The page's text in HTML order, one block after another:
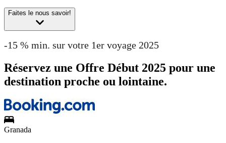
Faites le nous savoir!
-15 % min. sur votre 1er voyage 2025
Réservez une Offre Début 2025 pour une
destination proche ou lointaine.
Granada